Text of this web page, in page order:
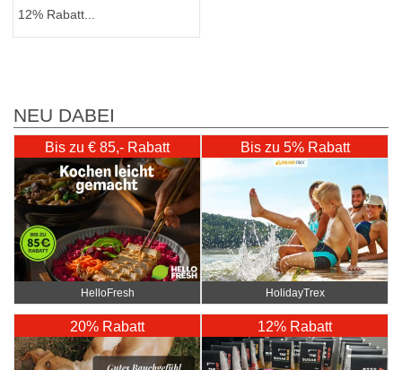
12% Rabatt...
NEU DABEI
Bis zu € 85,- Rabatt
HelloFresh
Bis zu 5% Rabatt
HolidayTrex
20% Rabatt 12% Rabatt